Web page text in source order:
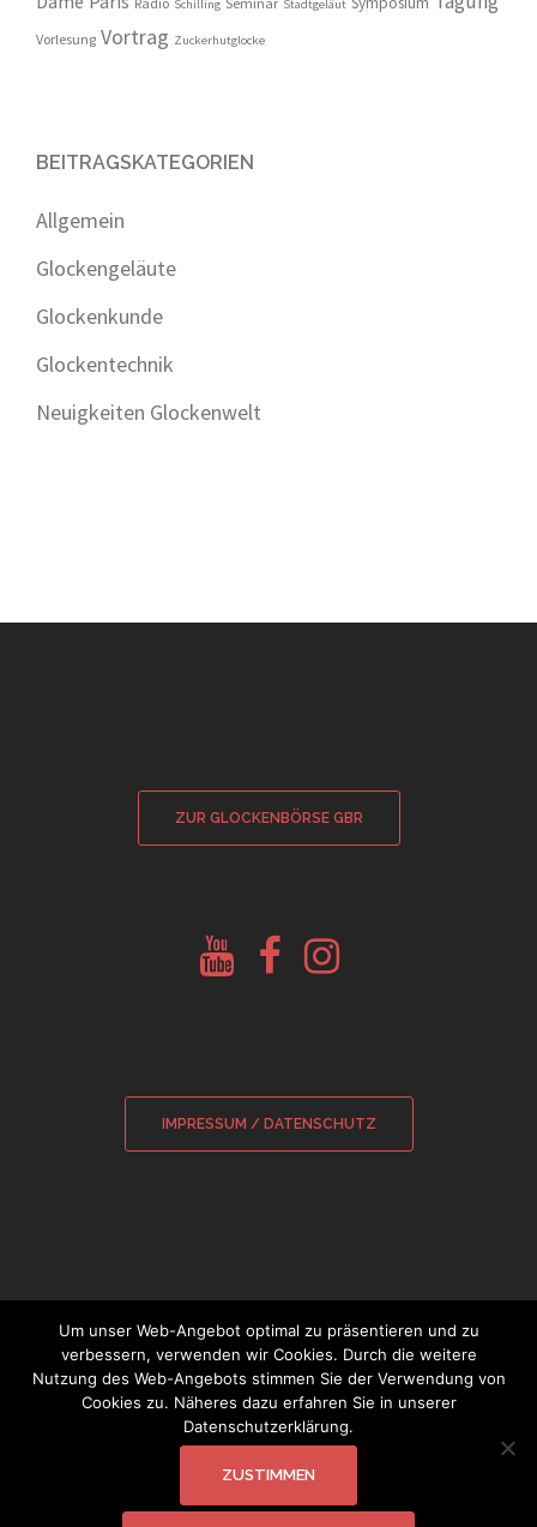
Schilling Stadtgeläut
Vorlesung Vortrag Zuckerhutglocke
BEITRAGSKATEGORIEN
Allgemein
Glockengeläute
Glockenkunde
Glockentechnik
Neuigkeiten Glockenwelt
ZUR GLOCKENBÖRSE GBR
Youtube
Glockenberatung
Facebook
Glockenbörse
Instagram
Glockenbörse
IMPRESSUM / DATENSCHUTZ
© 2026 Sebastian Wamsiedler|
Glockensachverständiger
Um unser Web-Angebot optimal zu präsentieren und zu
verbessern, verwenden wir Cookies. Durch die weitere
Nutzung des Web-Angebots stimmen Sie der Verwendung von
Cookies zu. Näheres dazu erfahren Sie in unserer
Datenschutzerklärung.
ZUSTIMMEN